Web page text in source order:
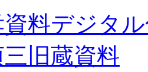
料デジタ
旧蔵資料